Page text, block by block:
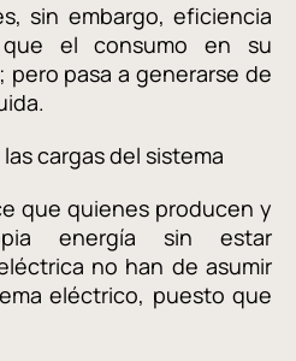
sin embargo, eficiencia
el consumo en su
pasa a generarse de
cargas del sistema
que quienes producen y
energía sin estar
no han de asumir
eléctrico, puesto que